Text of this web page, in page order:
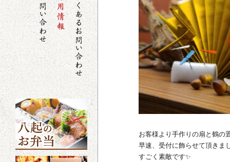
お客様より手作りの扇と鶴の
早速、受付に飾らせて頂きま
すごく素敵です✨